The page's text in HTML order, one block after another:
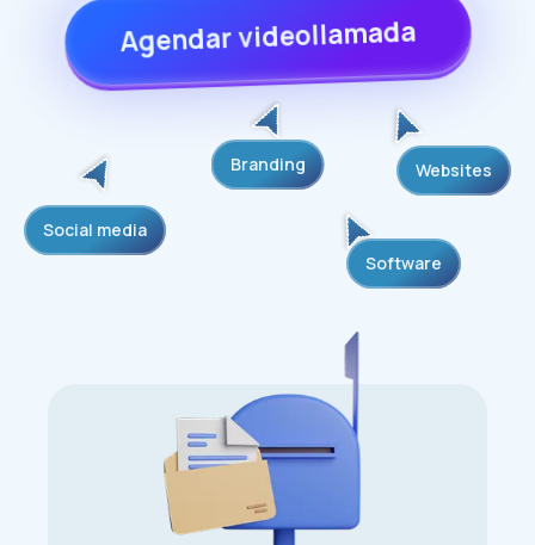
Agendar videollamada
Social media
Websites
Branding
Software